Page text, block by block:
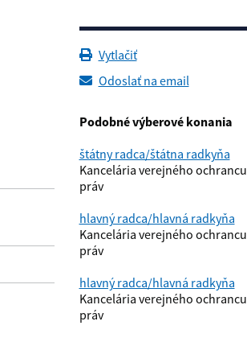
Vytlačiť
Odoslať na email
Podobné výberové konania
štátny radca/štátna radkyňa
Kancelária verejného ochrancu
práv
hlavný radca/hlavná radkyňa
Kancelária verejného ochrancu
práv
hlavný radca/hlavná radkyňa
Kancelária verejného ochrancu
práv